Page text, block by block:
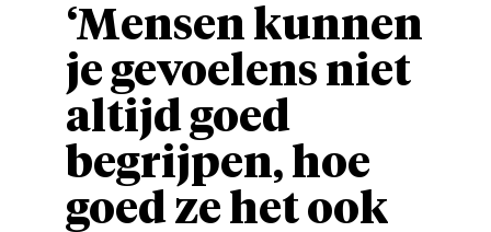
‘Mensen kunnen
je gevoelens niet
altijd goed
begrijpen, hoe
goed ze het ook